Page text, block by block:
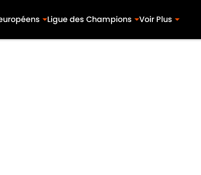
Ligue des Champions Voir Plus